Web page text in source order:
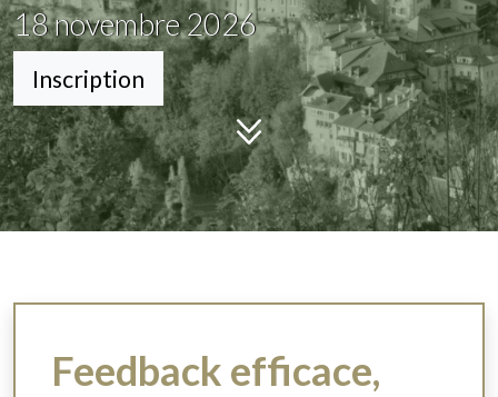
18novembre 2026
Inscription
Feedback efficace,